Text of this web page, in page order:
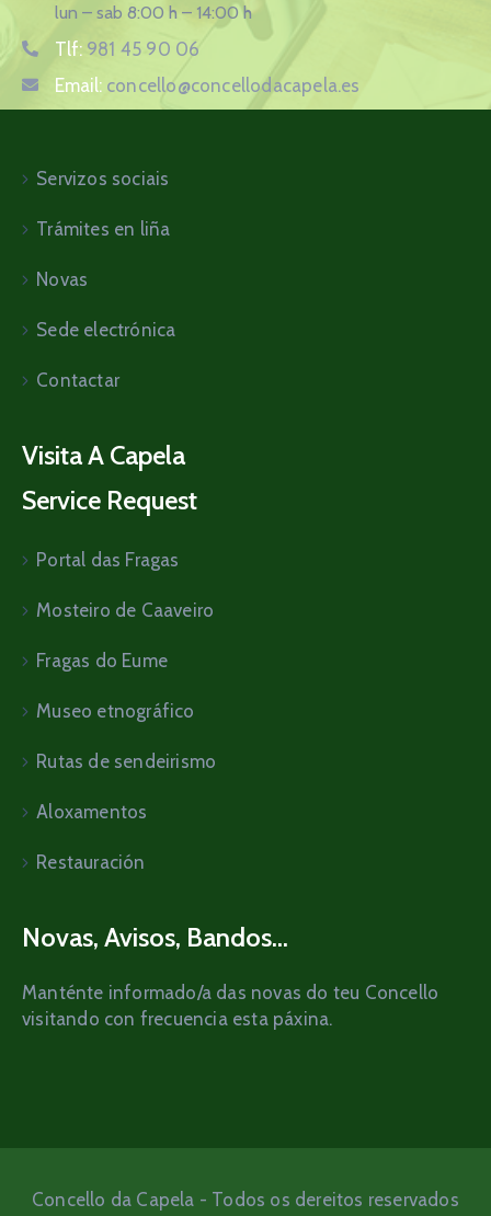
lun – sab 8:00 h – 14:00 h
Tlf: 981 45 90 06
Email: concello@concellodacapela.es
Servizos sociais
Trámites en liña
Novas
Sede electrónica
Contactar
Visita A Capela
Service Request
Portal das Fragas
Mosteiro de Caaveiro
Fragas do Eume
Museo etnográfico
Rutas de sendeirismo
Aloxamentos
Restauración
Novas, Avisos, Bandos...
Manténte informado/a das novas do teu Concello
visitando con frecuencia esta páxina.
Concello da Capela - Todos os dereitos reservados